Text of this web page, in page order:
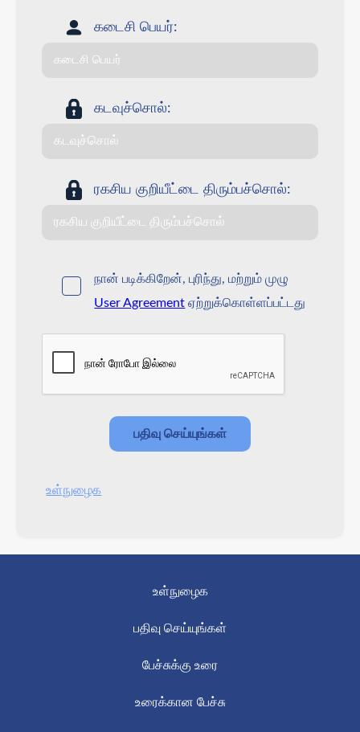
கடைசி பெயர்:
கடவுச்சொல்:
ரகசிய குறியீட்டை திரும்பச்சொல்:
நான் படிக்கிறேன், புரிந்து, மற்றும் முழு
User Agreement ஏற்றுக்கொள்ளப்பட்டது
உள்நுழைக
உள்நுழைக
பதிவு செய்யுங்கள்
பேச்சுக்கு உரை
உரைக்கான பேச்சு